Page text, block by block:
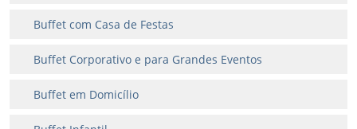
Buffet com Casa de Festas
Buffet Corporativo e para Grandes Eventos
Buffet em Domicílio